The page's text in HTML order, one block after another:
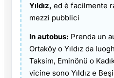
Yıldız, ed è facilmente
mezzi pubblici
In autobus: Prenda un
Ortaköy o Yıldız da
Taksim, Eminönü o
vicine sono Yıldız e